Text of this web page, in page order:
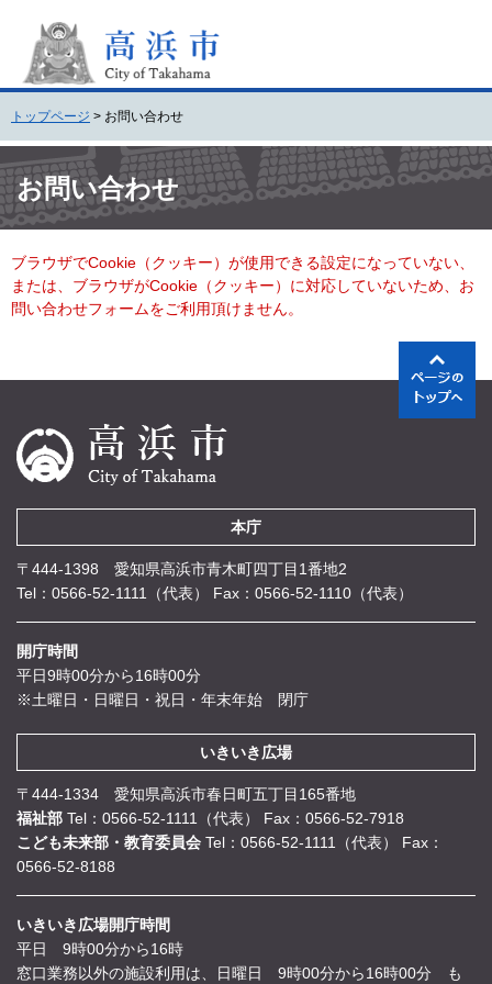
頭
で
す
。
飛
ば
し
て
本
へ
トップページ > お問い合わせ
文 お問い合わせ
ブラウザでCookie（クッキー）が使用できる設定になっていない、
または、ブラウザがCookie（クッキー）に対応していないため、お
問い合わせフォームをご利用頂けません。
本庁
〒444-1398 愛知県高浜市青木町四丁目1番地2
Tel：0566-52-1111（代表）
Fax：0566-52-1110（代表）
開庁時間
平日9時00分から16時00分
※土曜日・日曜日・祝日・年末年始 閉庁
いきいき広場
〒444-1334 愛知県高浜市春日町五丁目165番地
福祉部 Tel：0566-52-1111（代表）
Fax：0566-52-7918
こども未来部・教育委員会 Tel：0566-52-1111（代表）
Fax：
0566-52-8188
いきいき広場開庁時間
平日 9時00分から16時
窓口業務以外の施設利用は、日曜日 9時00分から16時00分 も